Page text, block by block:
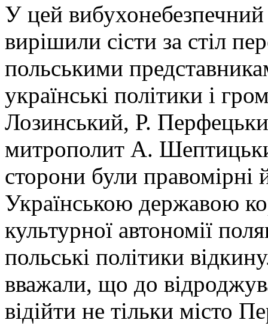
У цей
вирішили сісти за стіл
польськими
українські політики і
Лозинський, Р.
митрополит А.
сторони були правомірні
Українською державою
культурної автономії
польські політики
вважали, що до
відійти не тільки місто